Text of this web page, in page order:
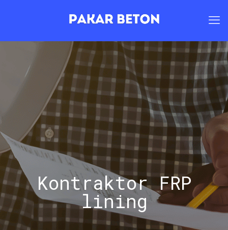
Kontraktor FRP
lining